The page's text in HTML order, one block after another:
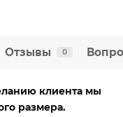
Отзывы 0
клиента мы
размера.